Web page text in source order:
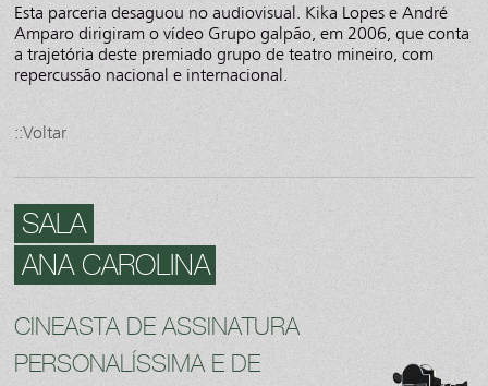
Esta parceria desaguou no audiovisual. Kika Lopes e André
Amparo dirigiram o vídeo Grupo galpão, em 2006, que conta
a trajetória deste premiado grupo de teatro mineiro, com
repercussão nacional e internacional.
::Voltar
SALA
ANA CAROLINA
CINEASTA DE ASSINATURA
PERSONALÍSSIMA E DE